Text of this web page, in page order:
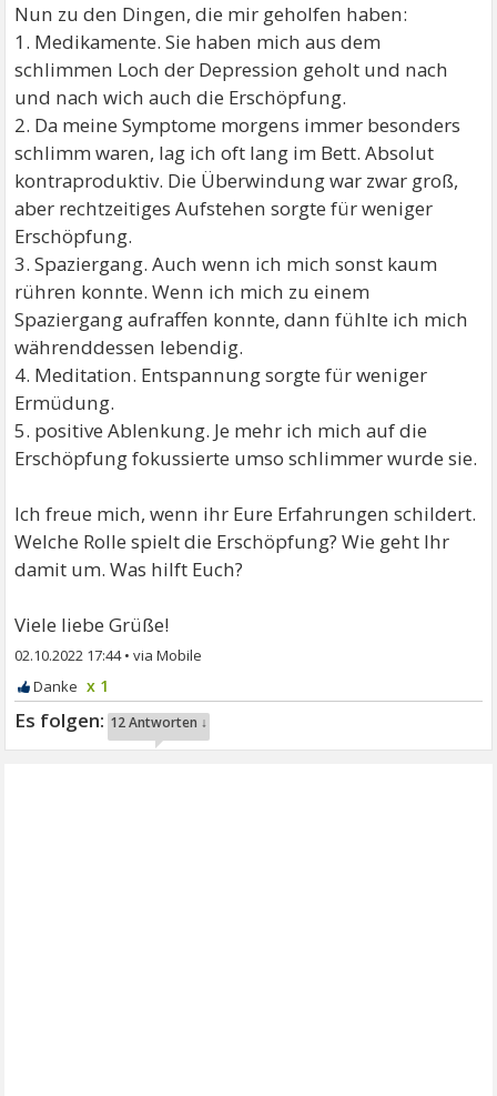
Nun zu den Dingen, die mir geholfen haben:
1. Medikamente. Sie haben mich aus dem
schlimmen Loch der Depression geholt und nach
und nach wich auch die Erschöpfung.
2. Da meine Symptome morgens immer besonders
schlimm waren, lag ich oft lang im Bett. Absolut
kontraproduktiv. Die Überwindung war zwar groß,
aber rechtzeitiges Aufstehen sorgte für weniger
Erschöpfung.
3. Spaziergang. Auch wenn ich mich sonst kaum
rühren konnte. Wenn ich mich zu einem
Spaziergang aufraffen konnte, dann fühlte ich mich
währenddessen lebendig.
4. Meditation. Entspannung sorgte für weniger
Ermüdung.
5. positive Ablenkung. Je mehr ich mich auf die
Erschöpfung fokussierte umso schlimmer wurde sie.
Ich freue mich, wenn ihr Eure Erfahrungen schildert.
Welche Rolle spielt die Erschöpfung? Wie geht Ihr
damit um. Was hilft Euch?
Viele liebe Grüße!
02.10.2022 17:44•
x 1
12 Antworten ↓